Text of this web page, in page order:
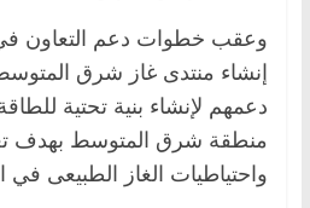
وعقب خطوات دعم التعاون
إنشاء منتدى غاز شرق
دعمهم لإنشاء بنية تحتية
منطقة شرق المتوسط بهدف
واحتياطيات الغاز الطبيعى في